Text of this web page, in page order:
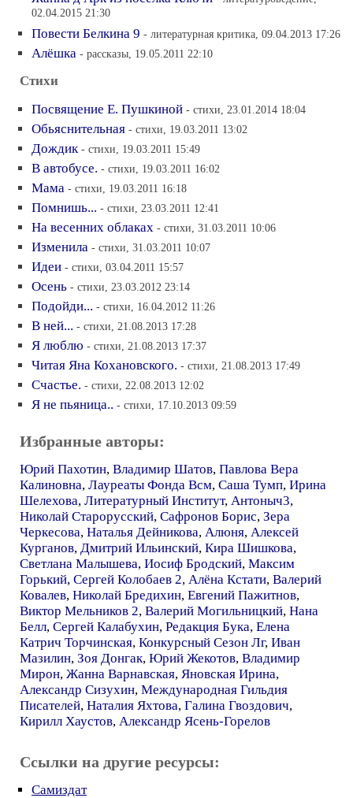
02.04.2015 21:30
Повести Белкина 9 - литературная критика, 09.04.2013 17:26
Алёшка - рассказы, 19.05.2011 22:10
Стихи
Посвящение Е. Пушкиной - стихи, 23.01.2014 18:04
Обьяснительная - стихи, 19.03.2011 13:02
Дождик - стихи, 19.03.2011 15:49
В автобусе. - стихи, 19.03.2011 16:02
Мама - стихи, 19.03.2011 16:18
Помнишь... - стихи, 23.03.2011 12:41
На весенних облаках - стихи, 31.03.2011 10:06
Изменила - стихи, 31.03.2011 10:07
Идеи - стихи, 03.04.2011 15:57
Осень - стихи, 23.03.2012 23:14
Подойди... - стихи, 16.04.2012 11:26
В ней... - стихи, 21.08.2013 17:28
Я люблю - стихи, 21.08.2013 17:37
Читая Яна Кохановского. - стихи, 21.08.2013 17:49
Счастье. - стихи, 22.08.2013 12:02
Я не пьяница.. - стихи, 17.10.2013 09:59
Избранные авторы:
Юрий Пахотин, Владимир Шатов, Павлова Вера
Калиновна, Лауреаты Фонда Всм, Саша Тумп, Ирина
Шелехова, Литературный Институт, Антоныч3,
Николай Старорусский, Сафронов Борис, Зера
Черкесова, Наталья Дейникова, Алюня, Алексей
Курганов, Дмитрий Ильинский, Кира Шишкова,
Светлана Малышева, Иосиф Бродский, Максим
Горький, Сергей Колобаев 2, Алёна Кстати, Валерий
Ковалев, Николай Бредихин, Евгений Пажитнов,
Виктор Мельников 2, Валерий Могильницкий, Нана
Белл, Сергей Калабухин, Редакция Бука, Елена
Катрич Торчинская, Конкурсный Сезон Лг, Иван
Мазилин, Зоя Донгак, Юрий Жекотов, Владимир
Мирон, Жанна Варнавская, Яновская Ирина,
Александр Сизухин, Международная Гильдия
Писателей, Наталия Яхтова, Галина Гвоздович,
Кирилл Хаустов, Александр Ясень-Горелов
Ссылки на другие ресурсы:
Самиздат